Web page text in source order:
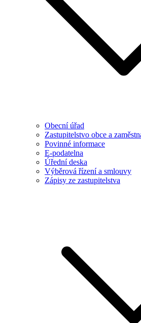
Obecní úřad
Zastupitelstvo obce a
Povinné informace
E-podatelna
Úřední deska
Výběrová řízení a smlouvy
Zápisy ze zastupitelstva